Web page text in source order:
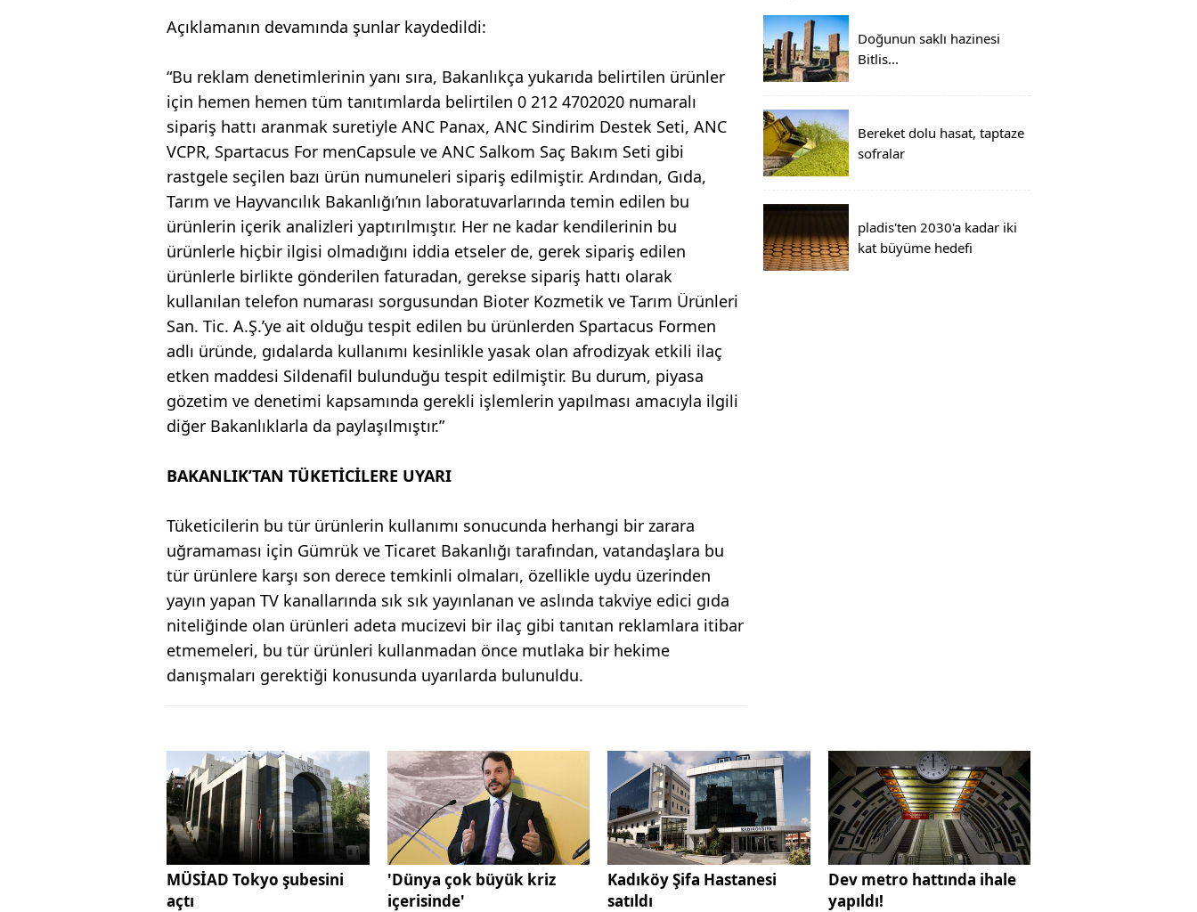
Açıklamanın devamında şunlar kaydedildi:
“Bu reklam denetimlerinin yanı sıra, Bakanlıkça yukarıda belirtilen ürünler
için hemen hemen tüm tanıtımlarda belirtilen 0 212 4702020 numaralı
sipariş hattı aranmak suretiyle ANC Panax, ANC Sindirim Destek Seti, ANC
VCPR, Spartacus For menCapsule ve ANC Salkom Saç Bakım Seti gibi
rastgele seçilen bazı ürün numuneleri sipariş edilmiştir. Ardından, Gıda,
Tarım ve Hayvancılık Bakanlığı’nın laboratuvarlarında temin edilen bu
ürünlerin içerik analizleri yaptırılmıştır. Her ne kadar kendilerinin bu
ürünlerle hiçbir ilgisi olmadığını iddia etseler de, gerek sipariş edilen
ürünlerle birlikte gönderilen faturadan, gerekse sipariş hattı olarak
kullanılan telefon numarası sorgusundan Bioter Kozmetik ve Tarım Ürünleri
San. Tic. A.Ş.’ye ait olduğu tespit edilen bu ürünlerden Spartacus Formen
adlı üründe, gıdalarda kullanımı kesinlikle yasak olan afrodizyak etkili ilaç
etken maddesi Sildenafil bulunduğu tespit edilmiştir. Bu durum, piyasa
gözetim ve denetimi kapsamında gerekli işlemlerin yapılması amacıyla ilgili
diğer Bakanlıklarla da paylaşılmıştır.”
BAKANLIK’TAN TÜKETİCİLERE UYARI
Tüketicilerin bu tür ürünlerin kullanımı sonucunda herhangi bir zarara
uğramaması için Gümrük ve Ticaret Bakanlığı tarafından, vatandaşlara bu
tür ürünlere karşı son derece temkinli olmaları, özellikle uydu üzerinden
yayın yapan TV kanallarında sık sık yayınlanan ve aslında takviye edici gıda
niteliğinde olan ürünleri adeta mucizevi bir ilaç gibi tanıtan reklamlara itibar
etmemeleri, bu tür ürünleri kullanmadan önce mutlaka bir hekime
danışmaları gerektiği konusunda uyarılarda bulunuldu.
Doğunun saklı hazinesi
Bitlis...
Bereket dolu hasat, taptaze
sofralar
pladis'ten 2030'a kadar iki
kat büyüme hedefi
MÜSİAD Tokyo şubesini
açtı
'Dünya çok büyük kriz
içerisinde'
Kadıköy Şifa Hastanesi
satıldı
Dev metro hattında ihale
yapıldı!